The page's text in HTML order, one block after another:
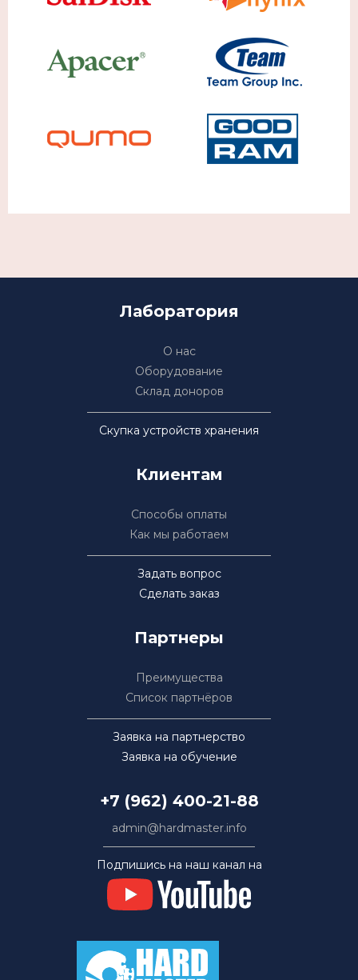
Лаборатория
О нас
Оборудование
Склад доноров
Скупка устройств хранения
Клиентам
Способы оплаты
Как мы работаем
Задать вопрос
Сделать заказ
Партнеры
Преимущества
Список партнёров
Заявка на партнерство
Заявка на обучение
+7 (962) 400-21-88
admin@hardmaster.info
Подпишись на наш канал на